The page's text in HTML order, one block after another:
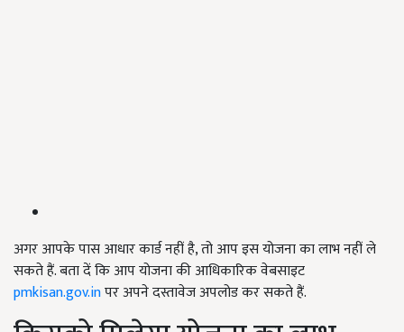
अगर आपके पास आधार कार्ड नहीं है, तो आप इस योजना का लाभ नहीं ले
सकते हैं. बता दें कि आप योजना की आधिकारिक वेबसाइट
pmkisan.gov.inपर अपने दस्तावेज अपलोड कर सकते हैं.